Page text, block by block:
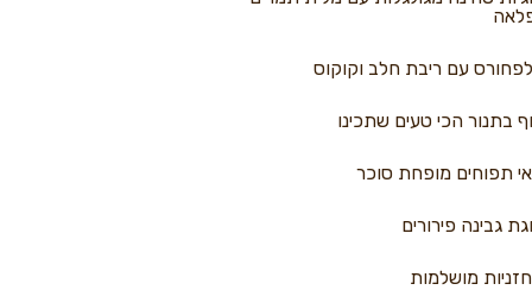
עם ריבת חלב וקוקוס
בתנור הכי טעים שתכינו
תפוחים מופחת סוכר
גבינה פירורים
מושלמות